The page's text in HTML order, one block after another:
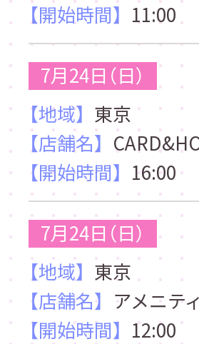
【開始時間】 11:00
7月24日（日）
【地域】 東京
【店舗名】
【開始時間】 16:00
7月24日（日）
【地域】 東京
【店舗名】 アメニテ
【開始時間】 12:00